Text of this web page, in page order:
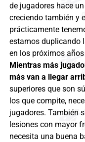
de jugadores hace
creciendo también y
prácticamente
estamos duplicando
en los próximos
Mientras más
más van a llegar
superiores que son
los que compite,
jugadores. También
lesiones con mayor
necesita una buena